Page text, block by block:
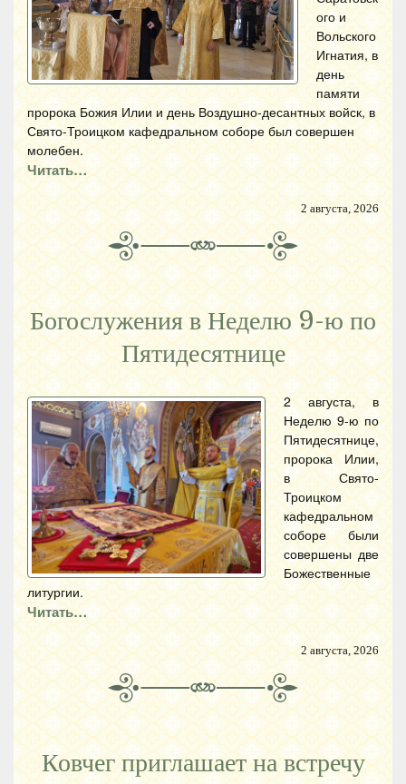
ого и
Вольского
Игнатия, в
день
памяти
пророка Божия Илии и день Воздушно-десантных войск, в
Свято-Троицком кафедральном соборе был совершен
молебен.
Читать…
2 августа, 2026
Богослужения в Неделю 9-ю по
Пятидесятнице
2 августа, в
Неделю 9-ю по
Пятидесятнице,
пророка Илии,
в Свято-
Троицком
кафедральном
соборе были
совершены две
Божественные
литургии.
Читать…
2 августа, 2026
Ковчег приглашает на встречу